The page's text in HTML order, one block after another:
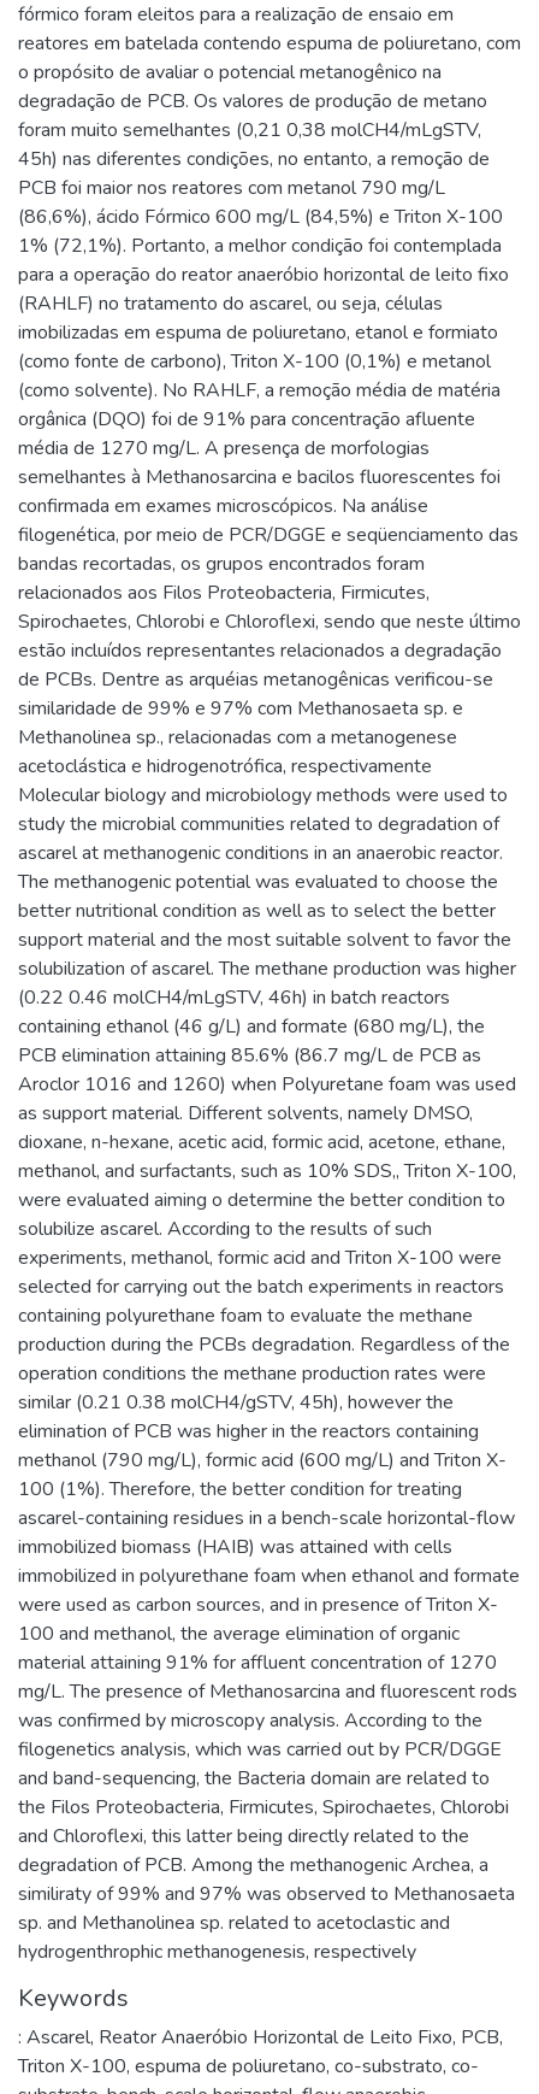
fórmico foram eleitos para a realização de ensaio em
reatores em batelada contendo espuma de poliuretano, com
o propósito de avaliar o potencial metanogênico na
degradação de PCB. Os valores de produção de metano
foram muito semelhantes (0,21 0,38 molCH4/mLgSTV,
45h) nas diferentes condições, no entanto, a remoção de
PCB foi maior nos reatores com metanol 790 mg/L
(86,6%), ácido Fórmico 600 mg/L (84,5%) e Triton X-100
1% (72,1%). Portanto, a melhor condição foi contemplada
para a operação do reator anaeróbio horizontal de leito fixo
(RAHLF) no tratamento do ascarel, ou seja, células
imobilizadas em espuma de poliuretano, etanol e formiato
(como fonte de carbono), Triton X-100 (0,1%) e metanol
(como solvente). No RAHLF, a remoção média de matéria
orgânica (DQO) foi de 91% para concentração afluente
média de 1270 mg/L. A presença de morfologias
semelhantes à Methanosarcina e bacilos fluorescentes foi
confirmada em exames microscópicos. Na análise
filogenética, por meio de PCR/DGGE e seqüenciamento das
bandas recortadas, os grupos encontrados foram
relacionados aos Filos Proteobacteria, Firmicutes,
Spirochaetes, Chlorobi e Chloroflexi, sendo que neste último
estão incluídos representantes relacionados a degradação
de PCBs. Dentre as arquéias metanogênicas verificou-se
similaridade de 99% e 97% com Methanosaeta sp. e
Methanolinea sp., relacionadas com a metanogenese
acetoclástica e hidrogenotrófica, respectivamente
Molecular biology and microbiology methods were used to
study the microbial communities related to degradation of
ascarel at methanogenic conditions in an anaerobic reactor.
The methanogenic potential was evaluated to choose the
better nutritional condition as well as to select the better
support material and the most suitable solvent to favor the
solubilization of ascarel. The methane production was higher
(0.22 0.46 molCH4/mLgSTV, 46h) in batch reactors
containing ethanol (46 g/L) and formate (680 mg/L), the
PCB elimination attaining 85.6% (86.7 mg/L de PCB as
Aroclor 1016 and 1260) when Polyuretane foam was used
as support material. Different solvents, namely DMSO,
dioxane, n-hexane, acetic acid, formic acid, acetone, ethane,
methanol, and surfactants, such as 10% SDS,, Triton X-100,
were evaluated aiming o determine the better condition to
solubilize ascarel. According to the results of such
experiments, methanol, formic acid and Triton X-100 were
selected for carrying out the batch experiments in reactors
containing polyurethane foam to evaluate the methane
production during the PCBs degradation. Regardless of the
operation conditions the methane production rates were
similar (0.21 0.38 molCH4/gSTV, 45h), however the
elimination of PCB was higher in the reactors containing
methanol (790 mg/L), formic acid (600 mg/L) and Triton X-
100 (1%). Therefore, the better condition for treating
ascarel-containing residues in a bench-scale horizontal-flow
immobilized biomass (HAIB) was attained with cells
immobilized in polyurethane foam when ethanol and formate
were used as carbon sources, and in presence of Triton X-
100 and methanol, the average elimination of organic
material attaining 91% for affluent concentration of 1270
mg/L. The presence of Methanosarcina and fluorescent rods
was confirmed by microscopy analysis. According to the
filogenetics analysis, which was carried out by PCR/DGGE
and band-sequencing, the Bacteria domain are related to
the Filos Proteobacteria, Firmicutes, Spirochaetes, Chlorobi
and Chloroflexi, this latter being directly related to the
degradation of PCB. Among the methanogenic Archea, a
similiraty of 99% and 97% was observed to Methanosaeta
sp. and Methanolinea sp. related to acetoclastic and
hydrogenthrophic methanogenesis, respectively
Keywords
: Ascarel, Reator Anaeróbio Horizontal de Leito Fixo, PCB,
Triton X-100, espuma de poliuretano, co-substrato, co-